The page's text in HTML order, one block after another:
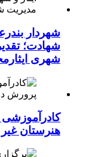
شهردار
شهادت؛
شهری
هنرستان غیر